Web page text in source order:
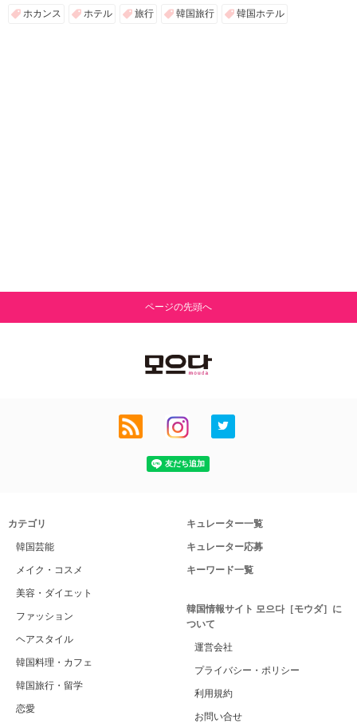
ホカンス ホテル 旅行 韓国旅行 韓国ホテル
ページの先頭へ
カテゴリ
韓国芸能
メイク・コスメ
美容・ダイエット
ファッション
ヘアスタイル
韓国料理・カフェ
韓国旅行・留学
恋愛
キュレーター一覧
キュレーター応募
キーワード一覧
韓国情報サイト 모으다［モウダ］に
ついて
運営会社
プライバシー・ポリシー
利用規約
お問い合せ